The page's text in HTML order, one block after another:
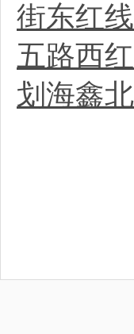
街东红
五路西
划海鑫